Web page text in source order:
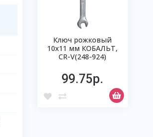
Ключ рожковый
10х11 мм КОБАЛЬТ,
CR-V(248-924)
99.75р.